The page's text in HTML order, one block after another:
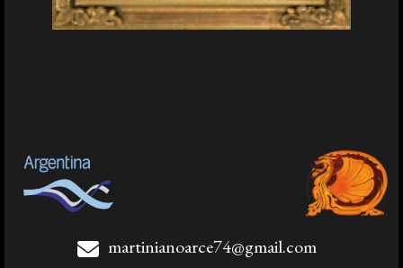
martinianoarce74@gmail.com